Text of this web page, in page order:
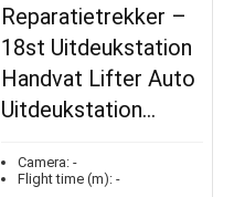
Reparatietrekker –
18st Uitdeukstation
Handvat Lifter Auto
Uitdeukstation…
Camera: -
Flight time (m): -